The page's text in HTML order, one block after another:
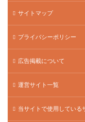
サイトマップ
プライバシーポリシー
広告掲載について
運営サイト一覧
当サイトで使用している